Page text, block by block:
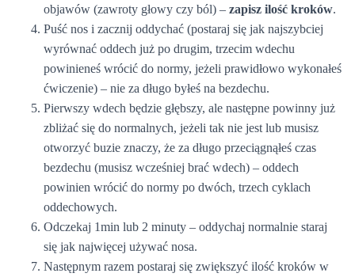
objawów (zawroty głowy czy ból) – zapisz ilość kroków.
Puść nos i zacznij oddychać (postaraj się jak najszybciej
wyrównać oddech już po drugim, trzecim wdechu
powinieneś wrócić do normy, jeżeli prawidłowo wykonałeś
ćwiczenie) – nie za długo byłeś na bezdechu.
Pierwszy wdech będzie głębszy, ale następne powinny już
zbliżać się do normalnych, jeżeli tak nie jest lub musisz
otworzyć buzie znaczy, że za długo przeciągnąłeś czas
bezdechu (musisz wcześniej brać wdech) – oddech
powinien wrócić do normy po dwóch, trzech cyklach
oddechowych.
Odczekaj 1min lub 2 minuty – oddychaj normalnie staraj
się jak najwięcej używać nosa.
Następnym razem postaraj się zwiększyć ilość kroków w